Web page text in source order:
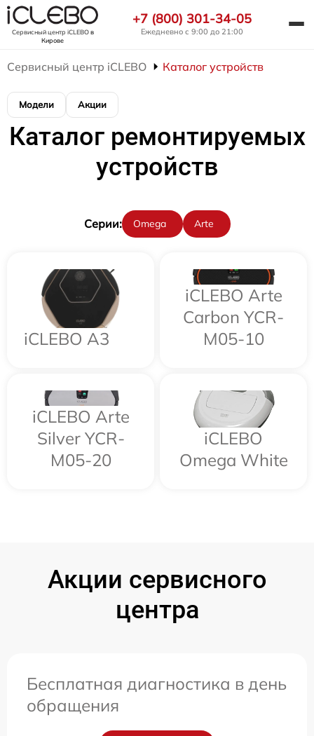
Сервисный центр iCLEBOв
Кирове
+7 (800) 301-34-05
Ежедневно с 9:00 до 21:00
Сервисный центр iCLEBO Каталог устройств
Модели Акции
Каталог ремонтируемых
устройств
Cерии: Omega Arte
iCLEBO A3
iCLEBO Arte
Carbon YCR-
M05-10
iCLEBO Arte
Silver YCR-
M05-20
iCLEBO
Omega White
Акции сервисного
центра
Бесплатная диагностика в день
обращения